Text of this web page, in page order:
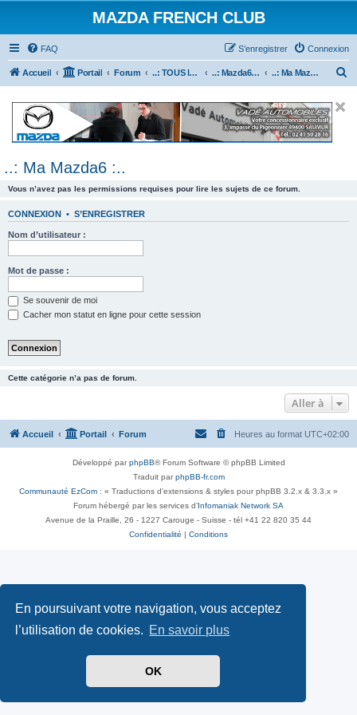
En poursuivant votre navigation, vous acceptez
l’utilisation de cookies. En savoir plus
OK
MAZDA FRENCH CLUB
FAQ Connexion
S’enregistrer
Accueil Portail Forum ..: TOUS les Véhicules MAZDA :.. ..: Mazda6 :.. ..: Ma Mazda6 :..
e
..: Ma Mazda6 :..
Vous n’avez pas les permissions requises pour lire les sujets de ce forum.
CONNEXION • S’ENREGISTRER
Nom d’utilisateur :
Mot de passe :
Se souvenir de moi
Cacher mon statut en ligne pour cette session
Cette catégorie n’a pas de forum.
Aller à
Accueil Portail Forum Heures au format UTC+02:00
Développé parphpBB® Forum Software © phpBB Limited
Traduit parphpBB-fr.com
Communauté EzCom : « Traductions d'extensions & styles pour phpBB 3.2.x & 3.3.x »
Forum hébergé par les services d’ Infomaniak Network SA
Avenue de la Praille, 26 - 1227 Carouge - Suisse - tél +41 22 820 35 44
Confidentialité
Conditions